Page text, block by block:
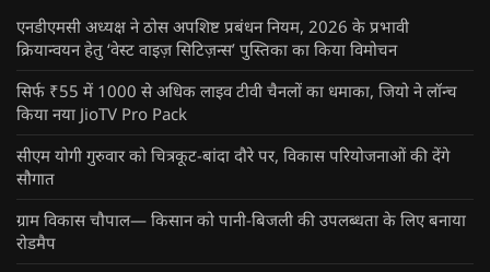
एनडीएमसी अध्यक्ष ने ठोस अपशिष्ट प्रबंधन नियम, 2026 के प्रभावी
क्रियान्वयन हेतु ‘वेस्ट वाइज़ सिटिज़न्स’ पुस्तिका का किया विमोचन
सिर्फ ₹55 में 1000 से अधिक लाइव टीवी चैनलों का धमाका, जियो ने लॉन्च
किया नया JioTV Pro Pack
सीएम योगी गुरुवार को चित्रकूट-बांदा दौरे पर, विकास परियोजनाओं की देंगे
सौगात
ग्राम विकास चौपाल— किसान को पानी-बिजली की उपलब्धता के लिए बनाया
रोडमैप